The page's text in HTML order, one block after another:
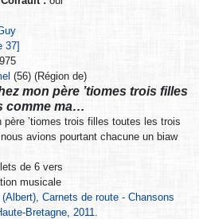
37]
(56) (Région de)
mon père ’tiomes trois filles
comme ma…
père ’tiomes trois filles toutes les trois
avions pourtant chacune un biaw
de 6 vers
musicale
(Albert), Carnets de route - Chansons
Bretagne, 2011.